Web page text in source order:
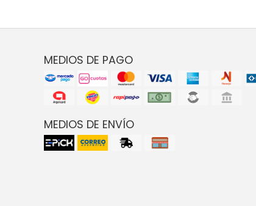
MEDIOS DE PAGO
MEDIOS DE ENVÍO